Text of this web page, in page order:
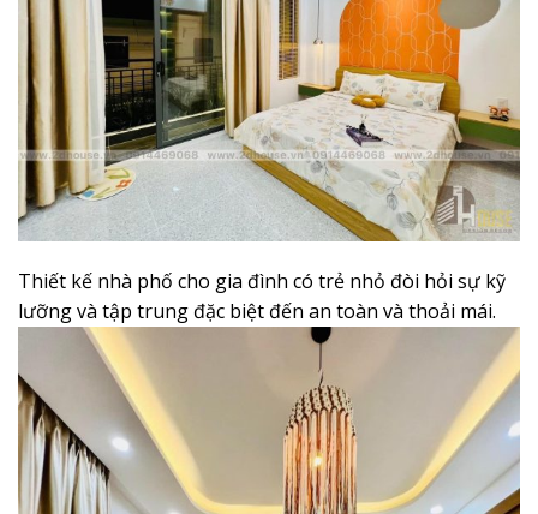
Thiết kế nhà phố cho gia đình có trẻ nhỏ đòi hỏi sự kỹ
lưỡng và tập trung đặc biệt đến an toàn và thoải mái.